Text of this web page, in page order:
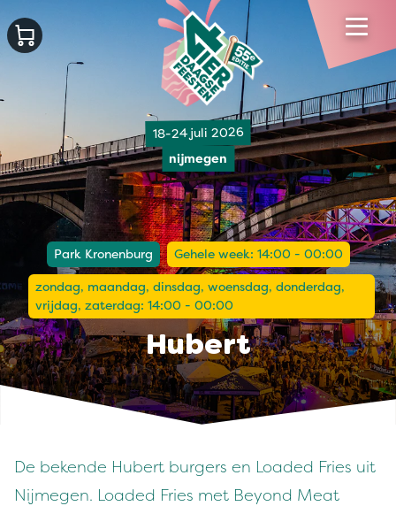
18-24 juli 2026
nijmegen
Park Kronenburg Gehele week: 14:00 - 00:00
zondag, maandag, dinsdag, woensdag, donderdag,
vrijdag, zaterdag: 14:00 - 00:00
Hubert
De bekende Hubert burgers en Loaded Fries uit
Nijmegen. Loaded Fries met Beyond Meat